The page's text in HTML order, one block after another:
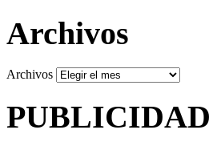
Archivos
Archivos
PUBLICIDAD